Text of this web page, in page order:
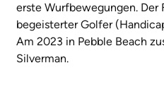
erste Wurfbewegungen. Der
begeisterter Golfer
Am 2023 in Pebble Beach
Silverman.